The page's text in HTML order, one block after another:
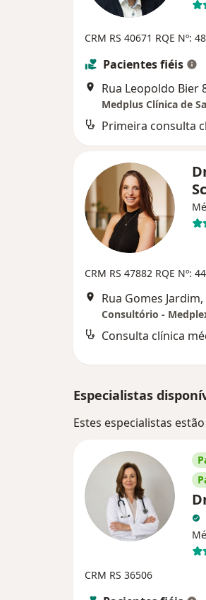
CRM RS 40671 RQE Nº:
Pacientes fiéis
Medplus Clínica de
Primeira consulta
CRM RS 47882 RQE Nº:
Rua Gomes
Consultório -
Consulta clínica
Especialistas
Estes especialistas
CRM RS 36506